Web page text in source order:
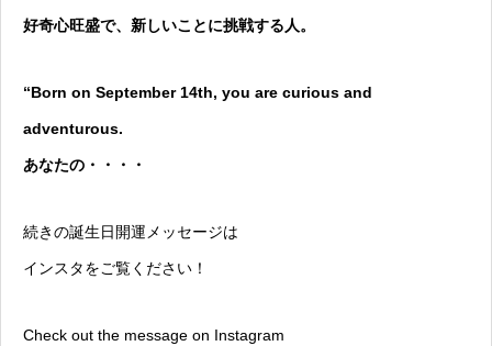
好奇心旺盛で、新しいことに挑戦する人。
“Born on September 14th, you are curious and
adventurous.
あなたの・・・・
続きの誕生日開運メッセージは
インスタをご覧ください！
Check out the message on Instagram